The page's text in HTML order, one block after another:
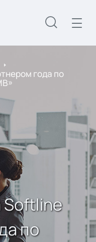
года по
Softline
по